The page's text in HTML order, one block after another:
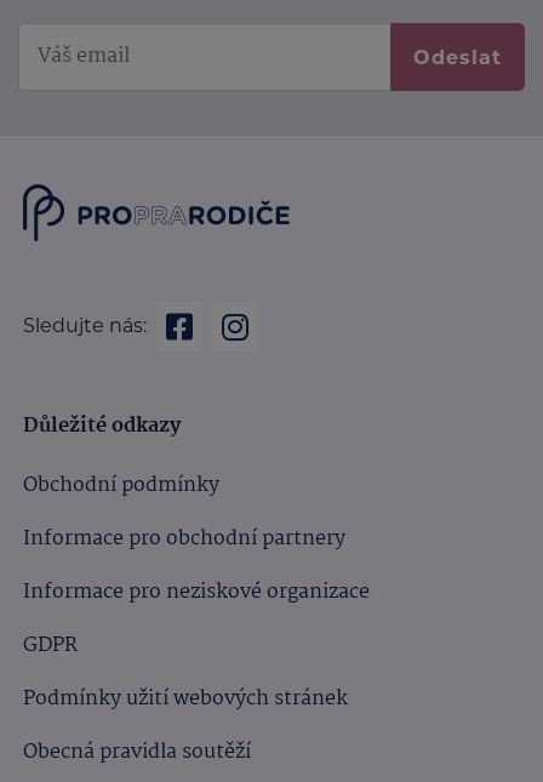
Odeslat
Sledujte nás:
Důležité odkazy
Obchodní podmínky
Informace pro obchodní partnery
Informace pro neziskové organizace
GDPR
Podmínky užití webových stránek
Obecná pravidla soutěží